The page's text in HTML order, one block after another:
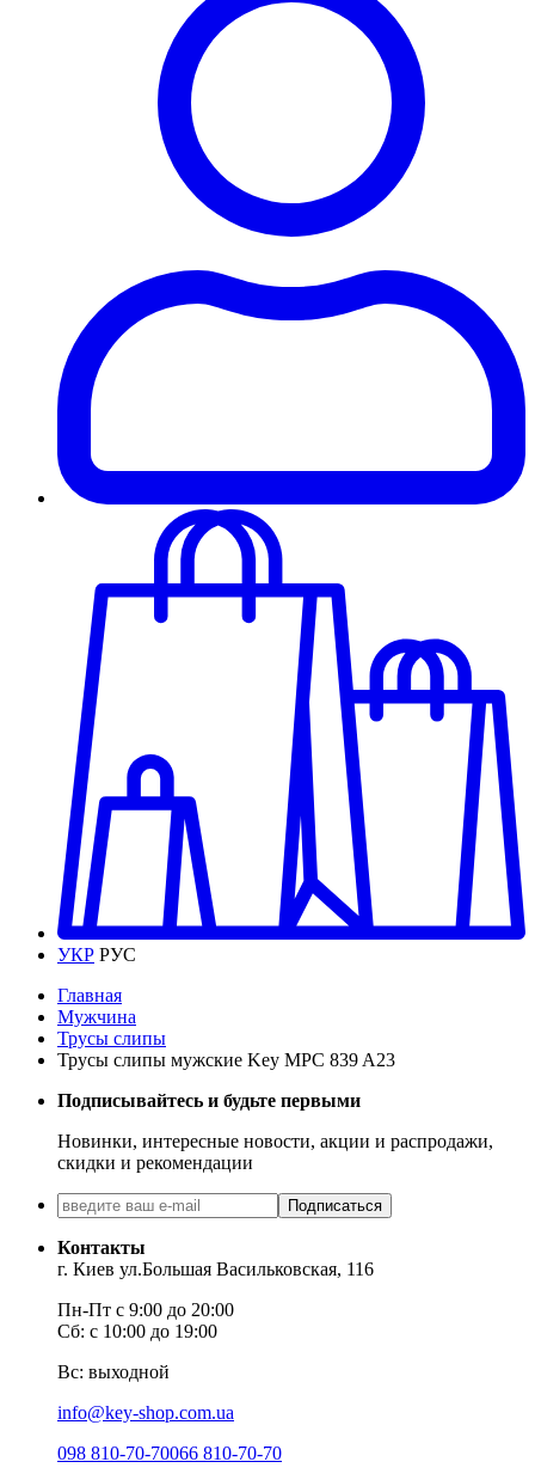
УКР РУС
Главная
Мужчина
Трусы слипы
Трусы слипы мужские Key MPC 839 A23
Подписывайтесь и будьте первыми
Новинки, интересные новости, акции и распродажи,
скидки и рекомендации
Подписаться
Контакты
г. Киев ул.Большая Васильковская, 116
Пн-Пт с 9:00 до 20:00
Сб: с 10:00 до 19:00
Вс: выходной
info@key-shop.com.ua
098 810-70-70066 810-70-70